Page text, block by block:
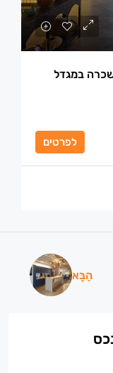
1550 מ”ר להשכרה במגדל
לפרטים
הַבָּא